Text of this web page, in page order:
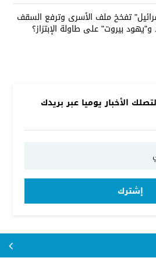
تفخخ ملف الأسرى وترفع السقف
و"يهود بيروت" على طاولة الإبتزاز؟
الأخبار يوميا عبر بريدك
إشترك